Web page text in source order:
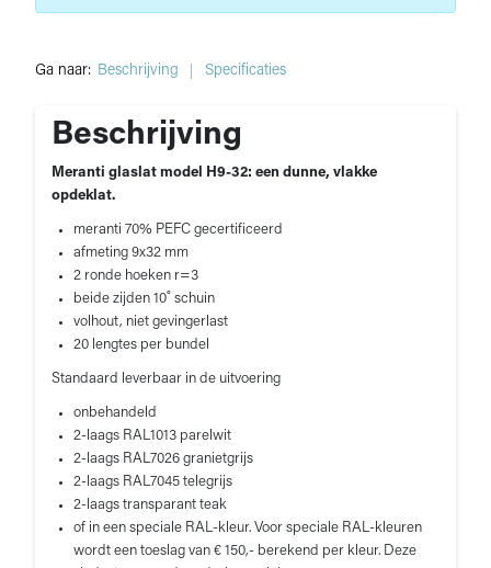
Ga naar: Beschrijving Specificaties
Beschrijving
Meranti glaslat model H9-32: een dunne, vlakke
opdeklat.
meranti 70% PEFC gecertificeerd
afmeting 9x32 mm
2 ronde hoeken r=3
beide zijden 10˚ schuin
volhout, niet gevingerlast
20 lengtes per bundel
Standaard leverbaar in de uitvoering
onbehandeld
2-laags RAL1013 parelwit
2-laags RAL7026 granietgrijs
2-laags RAL7045 telegrijs
2-laags transparant teak
of in een speciale RAL-kleur. Voor speciale RAL-kleuren
wordt een toeslag van € 150,- berekend per kleur. Deze